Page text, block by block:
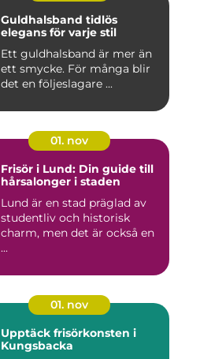
Guldhalsband tidlös
elegans för varje stil
Ett guldhalsband är mer än
ett smycke. För många blir
det en följeslagare ...
01. nov
Frisör i Lund: Din guide till
hårsalonger i staden
Lund är en stad präglad av
studentliv och historisk
charm, men det är också en
...
01. nov
Upptäck frisörkonsten i
Kungsbacka